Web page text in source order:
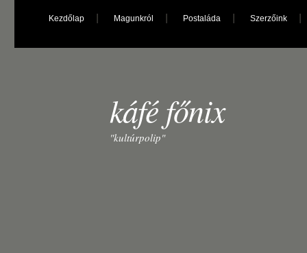
Kezdőlap Magunkról Postaláda Szerzőink
káfé főnix
"kultúrpolip"